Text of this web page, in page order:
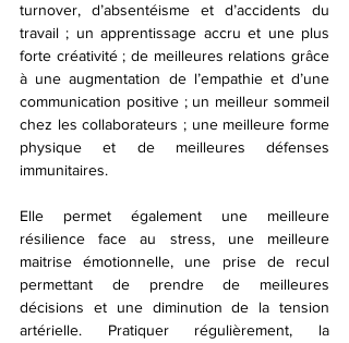
turnover, d’absentéisme et d’accidents du
travail ; un apprentissage accru et une plus
forte créativité ; de meilleures relations grâce
à une augmentation de l’empathie et d’une
communication positive ; un meilleur sommeil
chez les collaborateurs ; une meilleure forme
physique et de meilleures défenses
immunitaires.
Elle permet également une meilleure
résilience face au stress, une meilleure
maitrise émotionnelle, une prise de recul
permettant de prendre de meilleures
décisions et une diminution de la tension
artérielle. Pratiquer régulièrement, la